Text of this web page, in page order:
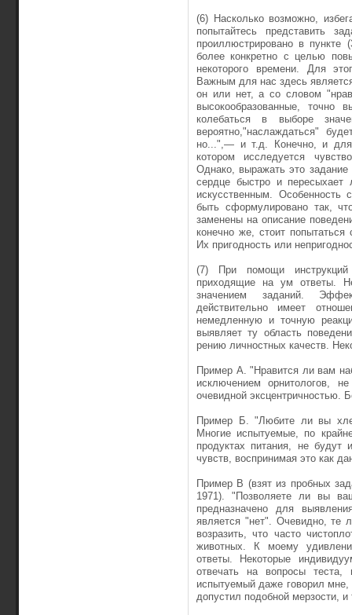
(6) Насколько возможно,
попытайтесь представить
проиллюстрировано в
более конкретно с целью
некоторого времени. Для
Важным для нас здесь
он или нет, а со словом
высокообразованные,
колебаться в выборе
вероятно,"наслаждаться"
но...",— и т.д. Конечно, и для
котором исследуется
Однако, выражать это
сердце быстро и
искусственным.
быть сформулирова­но так,
заменены на описание
конечно же, стоит
Их пригодность или
(7) При помощи инструкций
приходящие на ум ответы.
значением заданий.
действительно имеет
немедленную и точную
выявляет ту область
рению личностных качеств.
Пример А. "Нравится ли вам
исключением орнитологов,
очевидной эксцентричностью.
Пример Б. "Любите ли вы
Многие испытуемые, по
продуктах питания, не будут
чувств, воспринимая это как
Пример В (взят из пробных
1971). "Позволяете ли вы
предназначено для
является "нет". Очевидно, те
возразить, что часто
животных. К моему
ответы. Некоторые
отвечать на вопросы теста,
испытуемый даже говорил мне,
допустил подобной мерзости,